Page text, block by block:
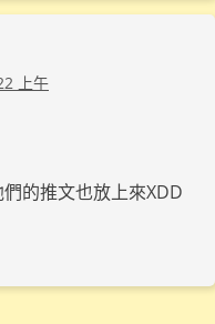
上午
的推文也放上來XDD